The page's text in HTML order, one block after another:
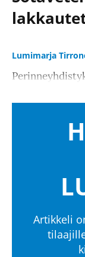
Lumimarja
Artikkeli